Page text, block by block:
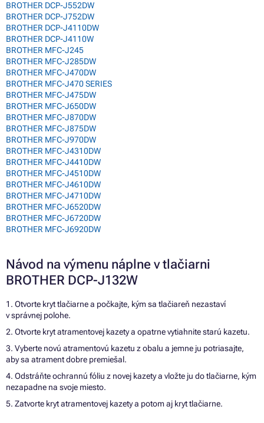
BROTHER DCP-J552DW
BROTHER DCP-J752DW
BROTHER DCP-J4110DW
BROTHER DCP-J4110W
BROTHER MFC-J245
BROTHER MFC-J285DW
BROTHER MFC-J470DW
BROTHER MFC-J470 SERIES
BROTHER MFC-J475DW
BROTHER MFC-J650DW
BROTHER MFC-J870DW
BROTHER MFC-J875DW
BROTHER MFC-J970DW
BROTHER MFC-J4310DW
BROTHER MFC-J4410DW
BROTHER MFC-J4510DW
BROTHER MFC-J4610DW
BROTHER MFC-J4710DW
BROTHER MFC-J6520DW
BROTHER MFC-J6720DW
BROTHER MFC-J6920DW
Návod na výmenu náplne v tlačiarni
BROTHER DCP-J132W
1. Otvorte kryt tlačiarne a počkajte, kým sa tlačiareň nezastaví
v správnej polohe.
2. Otvorte kryt atramentovej kazety a opatrne vytiahnite starú kazetu.
3. Vyberte novú atramentovú kazetu z obalu a jemne ju potriasajte,
aby sa atrament dobre premiešal.
4. Odstráňte ochrannú fóliu z novej kazety a vložte ju do tlačiarne, kým
nezapadne na svoje miesto.
5. Zatvorte kryt atramentovej kazety a potom aj kryt tlačiarne.